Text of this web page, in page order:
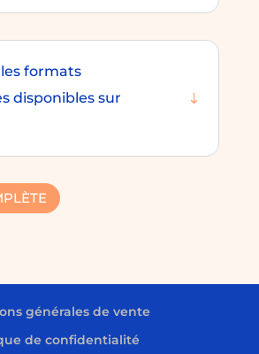
formats
disponibles sur
générales de vente
de confidentialité